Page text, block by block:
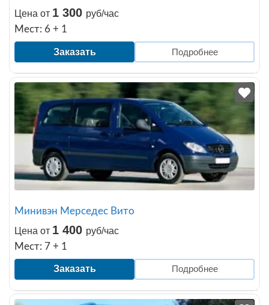
Цена от 1 300 руб/час
Мест: 6 + 1
Заказать Подробнее
Минивэн Мерседес Вито
Цена от 1 400 руб/час
Мест: 7 + 1
Заказать Подробнее